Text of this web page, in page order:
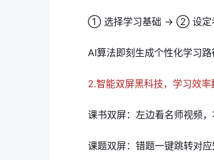
① 选择学习基础 → ② 设定
AI算法即刻生成个性化学习
2.智能双屏黑科技，学习效率
课书双屏：左边看名师视频
课题双屏：错题一键跳转对